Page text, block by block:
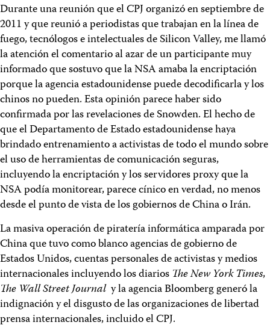
Durante una reunión que el CPJ organizó en septiembre de
2011 y que reunió a periodistas que trabajan en la línea de
fuego, tecnólogos e intelectuales de Silicon Valley, me llamó
la atención el comentario al azar de un participante muy
informado que sostuvo que la NSA amaba la encriptación
porque la agencia estadounidense puede decodificarla y los
chinos no pueden. Esta opinión parece haber sido
confirmada por las revelaciones de Snowden. El hecho de
que el Departamento de Estado estadounidense haya
brindado entrenamiento a activistas de todo el mundo sobre
el uso de herramientas de comunicación seguras,
incluyendo la encriptación y los servidores proxy que la
NSA podía monitorear, parece cínico en verdad, no menos
desde el punto de vista de los gobiernos de China o Irán.
La masiva operación de piratería informática amparada por
China que tuvo como blanco agencias de gobierno de
Estados Unidos, cuentas personales de activistas y medios
internacionales incluyendo los diarios The New York Times,
The Wall Street Journaly la agencia Bloomberg generó la
indignación y el disgusto de las organizaciones de libertad
prensa internacionales, incluido el CPJ.